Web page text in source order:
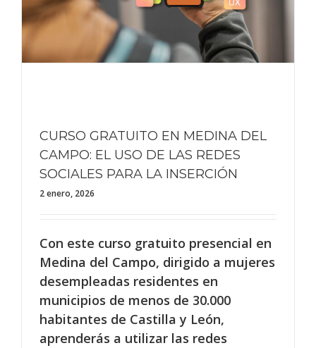
CURSO GRATUITO EN MEDINA DEL
CAMPO: EL USO DE LAS REDES
SOCIALES PARA LA INSERCIÓN
2 enero, 2026
Con este curso gratuito presencial en
Medina del Campo, dirigido a mujeres
desempleadas residentes en
municipios de menos de 30.000
habitantes de Castilla y León,
aprenderás a utilizar las redes